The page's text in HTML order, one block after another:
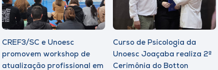
CREF3/SC e Unoesc
promovem workshop de
atualização profissional em
Curso de Psicologia da
Unoesc Joaçaba realiza 2ª
Cerimônia do Botton